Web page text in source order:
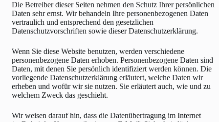
Die Betreiber dieser Seiten nehmen den Schutz Ihrer persönlichen
Daten sehr ernst. Wir behandeln Ihre personenbezogenen Daten
vertraulich und entsprechend den gesetzlichen
Datenschutzvorschriften sowie dieser Datenschutzerklärung.
Wenn Sie diese Website benutzen, werden verschiedene
personenbezogene Daten erhoben. Personenbezogene Daten sind
Daten, mit denen Sie persönlich identifiziert werden können. Die
vorliegende Datenschutzerklärung erläutert, welche Daten wir
erheben und wofür wir sie nutzen. Sie erläutert auch, wie und zu
welchem Zweck das geschieht.
Wir weisen darauf hin, dass die Datenübertragung im Internet